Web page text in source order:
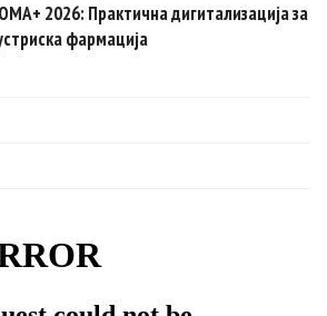
2026: Практична дигитализација за
фармација